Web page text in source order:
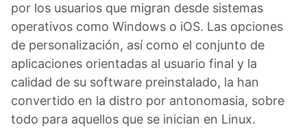
por los usuarios que migran desde sistemas
operativos como Windows o iOS. Las opciones
de personalización, así como el conjunto de
aplicaciones orientadas al usuario final y la
calidad de su software preinstalado, la han
convertido en la distro por antonomasia, sobre
todo para aquellos que se inician en Linux.